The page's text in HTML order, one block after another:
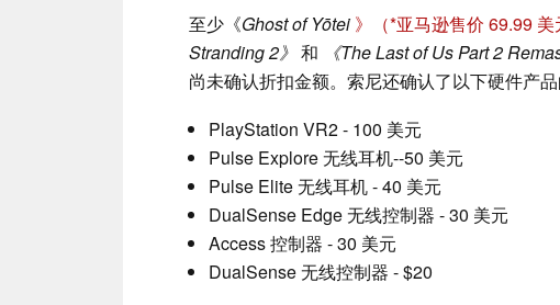
至少《Ghost of Yōtei 》（ 亚马逊售价 69.99 美
Stranding 2》 和 《The Last of Us Part 2
尚未确认折扣金额。索尼还确认了以下硬件产品
PlayStation VR2 - 100 美元
Pulse Explore 无线耳机--50 美元
Pulse Elite 无线耳机 - 40 美元
DualSense Edge 无线控制器 - 30 美元
Access 控制器 - 30 美元
DualSense 无线控制器 - $20